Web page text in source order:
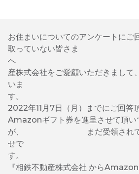
お住まいについてのアンケートにご
取っていない皆さま
へ 日頃より
産株式会社をご愛顧いただきまして
いま
す
2022年11月7日（月）までにご回答
Amazonギフト券を進呈させて頂い
が、 まだ受領されていな
せで
『相鉄不動産株式会社 から